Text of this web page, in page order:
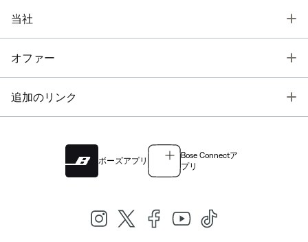
当社
オファー
追加のリンク
ボーズアプリ
Bose Connectア
プリ